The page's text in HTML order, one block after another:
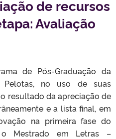
de recursos
Avaliação
de Pós-Graduação da
Pelotas, no uso de suas
resultado da apreciação de
e a lista final, em
na primeira fase do
Mestrado em Letras –